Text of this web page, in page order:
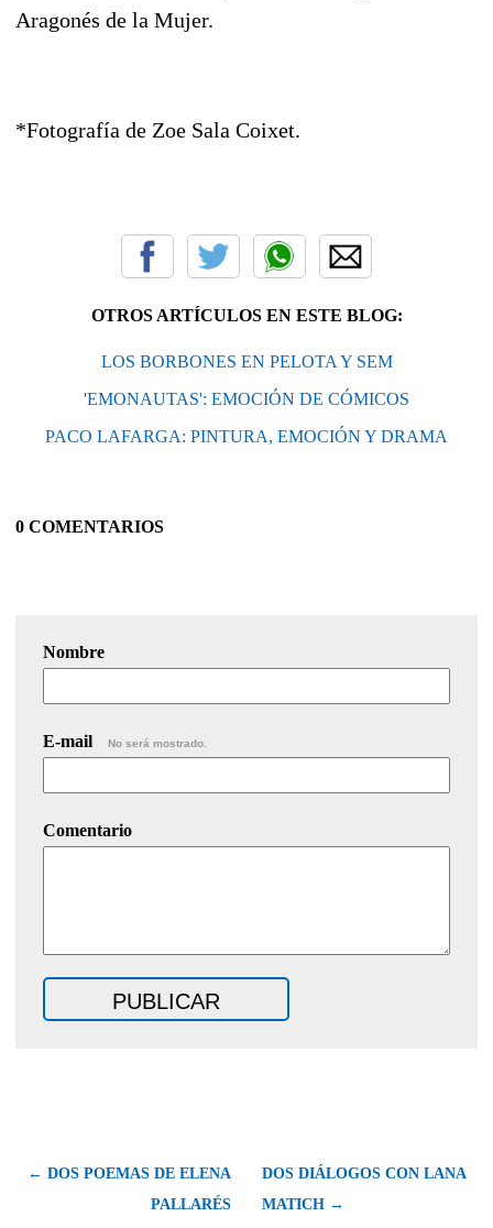
Aragonés de la Mujer.
*Fotografía de Zoe Sala Coixet.
OTROS ARTÍCULOS EN ESTE BLOG:
LOS BORBONES EN PELOTA Y SEM
'EMONAUTAS': EMOCIÓN DE CÓMICOS
PACO LAFARGA: PINTURA, EMOCIÓN Y DRAMA
0 COMENTARIOS
Nombre
E-mail No será mostrado.
Comentario
← DOS POEMAS DE ELENA
PALLARÉS
DOS DIÁLOGOS CON LANA
MATICH →